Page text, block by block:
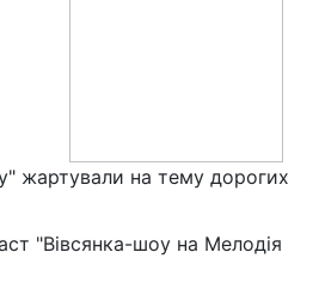
жартували на тему дорогих
"Вівсянка-шоу на Мелодія